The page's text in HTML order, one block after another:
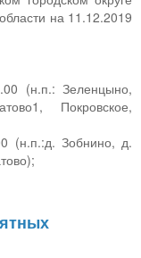
на 11.12.2019
(н.п.: Зеленцыно,
Покровское,
(н.п.:д. Зобнино, д.